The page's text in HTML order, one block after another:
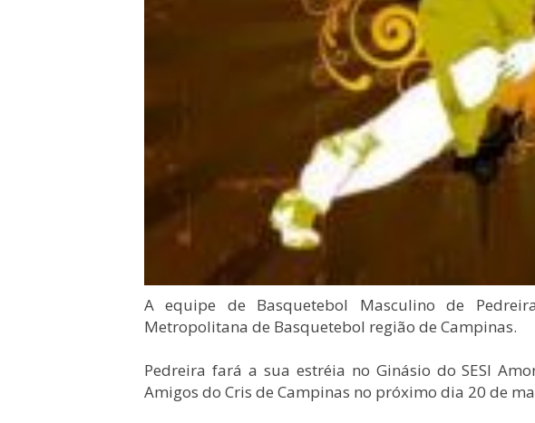
A equipe de Basquetebol Masculino de
Metropolitana de Basquetebol região de Campinas.
Pedreira fará a sua estréia no Ginásio do SESI
Amigos do Cris de Campinas no próximo dia 20 de